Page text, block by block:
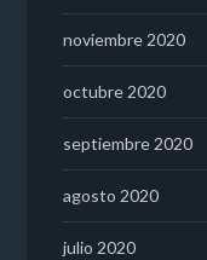
noviembre 2020
octubre 2020
septiembre 2020
agosto 2020
julio 2020